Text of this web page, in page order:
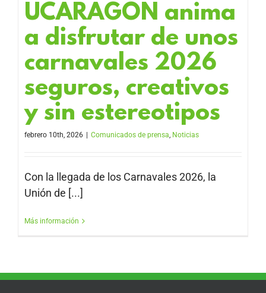
UCARAGÓN anima
a disfrutar de unos
carnavales 2026
seguros, creativos
y sin estereotipos
febrero 10th, 2026 Comunicados de prensa, Noticias
Con la llegada de los Carnavales 2026, la
Unión de [...]
Más información